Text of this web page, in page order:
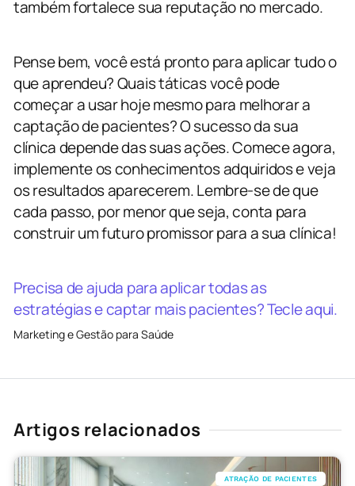
também fortalece sua reputação no mercado.
Pense bem, você está pronto para aplicar tudo o
que aprendeu? Quais táticas você pode
começar a usar hoje mesmo para melhorar a
captação de pacientes? O sucesso da sua
clínica depende das suas ações. Comece agora,
implemente os conhecimentos adquiridos e veja
os resultados aparecerem. Lembre-se de que
cada passo, por menor que seja, conta para
construir um futuro promissor para a sua clínica!
Precisa de ajuda para aplicar todas as
estratégias e captar mais pacientes? Tecle aqui.
Marketing e Gestão para Saúde
Artigos relacionados
ATRAÇÃO DE PACIENTES